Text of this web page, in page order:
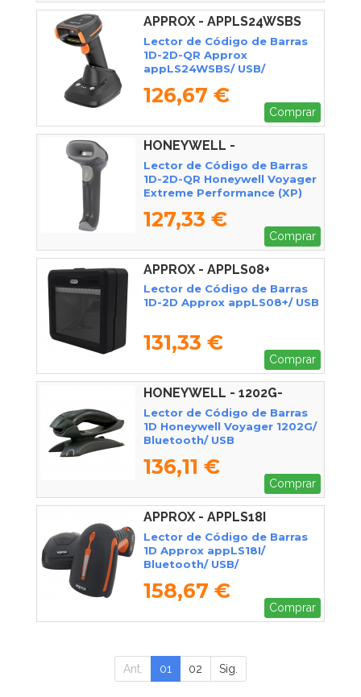
APPROX - APPLS24WSBS
Lector de Código de Barras
1D-2D-QR Approx
appLS24WSBS/ USB/
126,67 €
Comprar
HONEYWELL -
Lector de Código de Barras
1D-2D-QR Honeywell Voyager
Extreme Performance (XP)
Bluetooth/ USB
127,33 €
Comprar
APPROX - APPLS08+
Lector de Código de Barras
1D-2D Approx appLS08+/ USB
131,33 €
Comprar
HONEYWELL - 1202G-
2USB-5
Lector de Código de Barras
1D Honeywell Voyager 1202G/
Bluetooth/ USB
136,11 €
Comprar
APPROX - APPLS18I
Lector de Código de Barras
1D Approx appLS18I/
Bluetooth/ USB/
158,67 €
Comprar
Ant. 01 02 Sig.